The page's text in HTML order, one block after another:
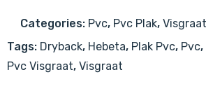
aantal
Categories: Pvc, Pvc Plak, Visgraat
Tags: Dryback, Hebeta, Plak Pvc, Pvc,
Pvc Visgraat, Visgraat